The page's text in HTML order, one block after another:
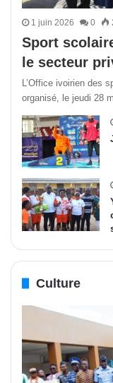
1 juin 2026 0
Sport
le secteur
L’Office ivoirien des
organisé, le jeudi 28
Culture